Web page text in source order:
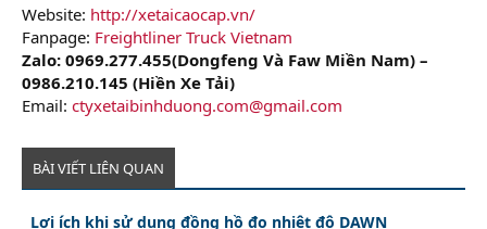
Website: http://xetaicaocap.vn/
Fanpage: Freightliner Truck Vietnam
Zalo: 0969.277.455(Dongfeng Và Faw Miền Nam) –
0986.210.145 (Hiền Xe Tải)
Email: ctyxetaibinhduong.com@gmail.com
BÀI VIẾT LIÊN QUAN
Lợi ích khi sử dụng đồng hồ đo nhiệt độ DAWN